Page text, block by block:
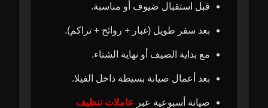
قبل استقبال ضيوف أو مناسبة.
بعد سفر طويل (غبار + روائح + تراكم).
مع بداية الصيف أو نهاية الشتاء.
بعد أعمال صيانة بسيطة داخل الفيلا.
صيانة أسبوعية عبر عاملات تنظيف